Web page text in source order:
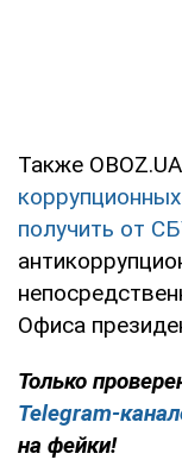
Также
получить от
Офиса
Только
Telegram-
на фейки!